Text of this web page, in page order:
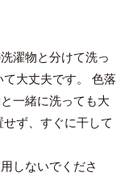
濯物と分けて洗っ
大丈夫です。 色落
一緒に洗っても大
ず、すぐに干して
しないでくださ